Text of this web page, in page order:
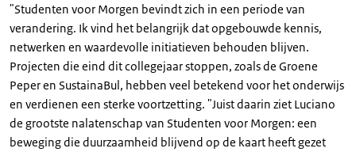
"Studenten voor Morgen bevindt zich in een periode van
verandering. Ik vind het belangrijk dat opgebouwde kennis,
netwerken en waardevolle initiatieven behouden blijven.
Projecten die eind dit collegejaar stoppen, zoals de Groene
Peper en SustainaBul, hebben veel betekend voor het onderwijs
en verdienen een sterke voortzetting. "Juist daarin ziet Luciano
de grootste nalatenschap van Studenten voor Morgen: een
beweging die duurzaamheid blijvend op de kaart heeft gezet